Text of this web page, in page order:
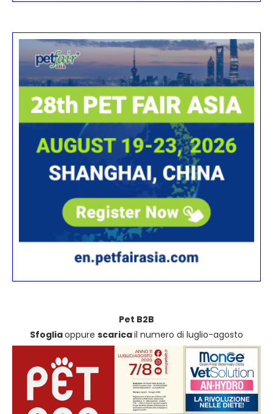
Pet B2B
Sfogliaoppure scaricail numero di luglio-agosto